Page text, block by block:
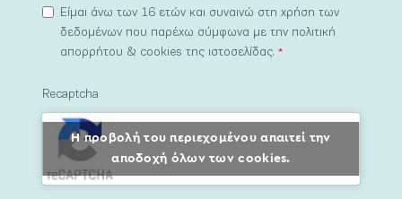
Είμαι άνω των 16 ετών και συναινώ στη χρήση των
δεδομένων που παρέχω σύμφωνα με την πολιτική
απορρήτου & cookies της ιστοσελίδας.*
Recaptcha
Η προβολή του περιεχομένου απαιτεί την
αποδοχή όλων των cookies.